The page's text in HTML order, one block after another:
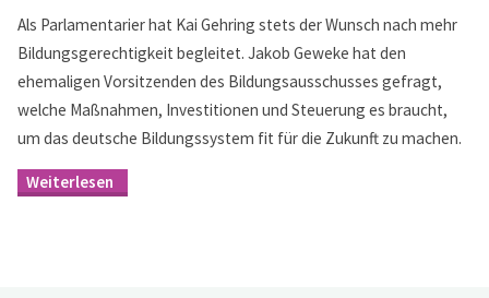
Als Parlamentarier hat Kai Gehring stets der Wunsch nach mehr
Bildungsgerechtigkeit begleitet. Jakob Geweke hat den
ehemaligen Vorsitzenden des Bildungsausschusses gefragt,
welche Maßnahmen, Investitionen und Steuerung es braucht,
um das deutsche Bildungssystem fit für die Zukunft zu machen.
mit